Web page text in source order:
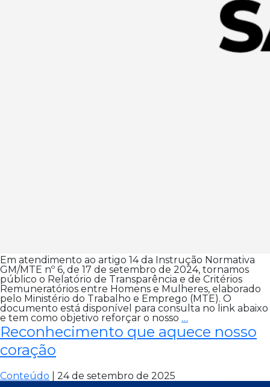
Em atendimento ao artigo 14 da Instrução Normativa
GM/MTE nº 6, de 17 de setembro de 2024, tornamos
público o Relatório de Transparência e de Critérios
Remuneratórios entre Homens e Mulheres, elaborado
pelo Ministério do Trabalho e Emprego (MTE). O
documento está disponível para consulta no link abaixo
e tem como objetivo reforçar o nosso …
com
a
Reconhecimento que aquece nosso
coração
Conteúdo 24 de setembro de 2025